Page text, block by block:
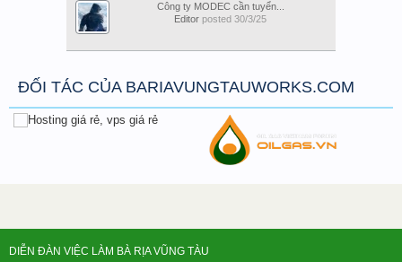
Công ty MODEC cần tuyển...
Editor posted 30/3/25
ĐỐI TÁC CỦA BARIAVUNGTAUWORKS.COM
DIỄN ĐÀN VIỆC LÀM BÀ RỊA VŨNG TÀU